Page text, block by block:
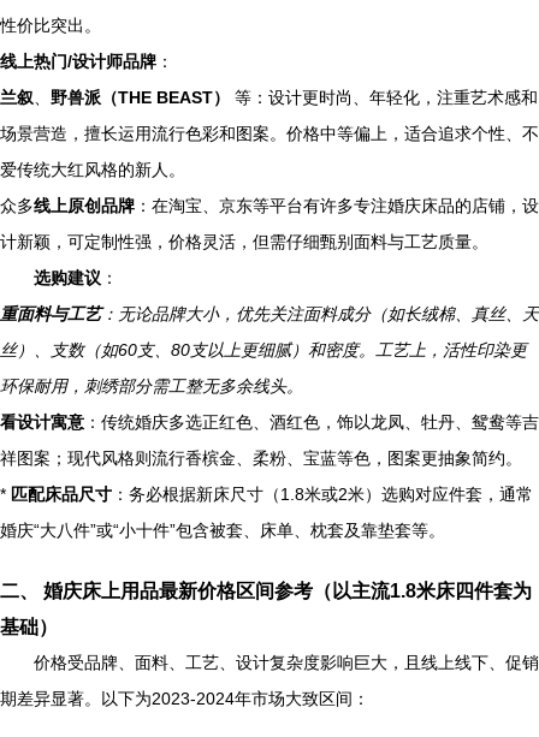
性价比突出。
线上热门/设计师品牌 ：
兰叙
野兽派（THE BEAST）
等：设计更时尚、年轻化，注重艺术感和
场景营造，擅长运用流行色彩和图案。价格中等偏上，适合追求个性、不
爱传统大红风格的新人。
众多线上原创品牌 ：在淘宝、京东等平台有许多专注婚庆床品的店铺，设
计新颖，可定制性强，价格灵活，但需仔细甄别面料与工艺质量。
选购建议 ：
重面料与工艺：无论品牌大小，优先关注面料成分（如长绒棉、真丝、天
丝）、支数（如60支、80支以上更细腻）和密度。工艺上，活性印染更
环保耐用，刺绣部分需工整无多余线头。
看设计寓意 ：传统婚庆多选正红色、酒红色，饰以龙凤、牡丹、鸳鸯等吉
祥图案；现代风格则流行香槟金、柔粉、宝蓝等色，图案更抽象简约。
* 匹配床品尺寸 ：务必根据新床尺寸（1.8米或2米）选购对应件套，通常
婚庆“大八件”或“小十件”包含被套、床单、枕套及靠垫套等。
二、 婚庆床上用品最新价格区间参考（以主流1.8米床四件套为
基础）
价格受品牌、面料、工艺、设计复杂度影响巨大，且线上线下、促销
期差异显著。以下为2023-2024年市场大致区间：